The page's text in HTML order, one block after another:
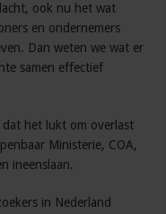
ook nu het wat
en ondernemers
Dan weten we wat er
samen effectief
het lukt om overlast
Ministerie, COA,
ineenslaan.
in Nederland